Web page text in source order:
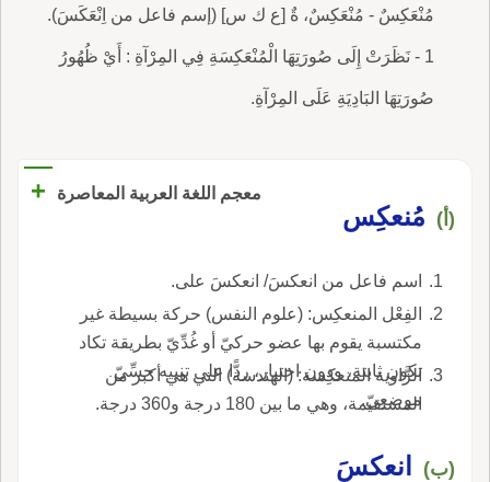
مُنْعَكِسٌ - مُنْعَكِسٌ، ةٌ [ع ك س] (إسم فاعل من اِنْعَكَسَ).
1 - نَظَرَتْ إِلَى صُورَتِهَا الْمُنْعَكِسَةِ فِي المِرْآةِ : أَيْ ظُهُورُ
صُورَتِهَا البَادِيَةِ عَلَى المِرْآةِ.
معجم اللغة العربية المعاصرة +
(أ) مُنعكِس
اسم فاعل من انعكسَ/ انعكسَ على.
الفِعْل المنعكِس: (علوم النفس) حركة بسيطة غير
مكتسبة يقوم بها عضو حركيّ أو غُدِّيّ بطريقة تكاد
تكون ثابتة، ودون اختيار، ردًّا على تنبيه حسِّيّ
موضعِيّ.
الزَّاوية المنعكِسة: (الهندسة) التي هي أكبر من
المستقيمة، وهي ما بين 180 درجة و360 درجة.
(ب) انعكسَ